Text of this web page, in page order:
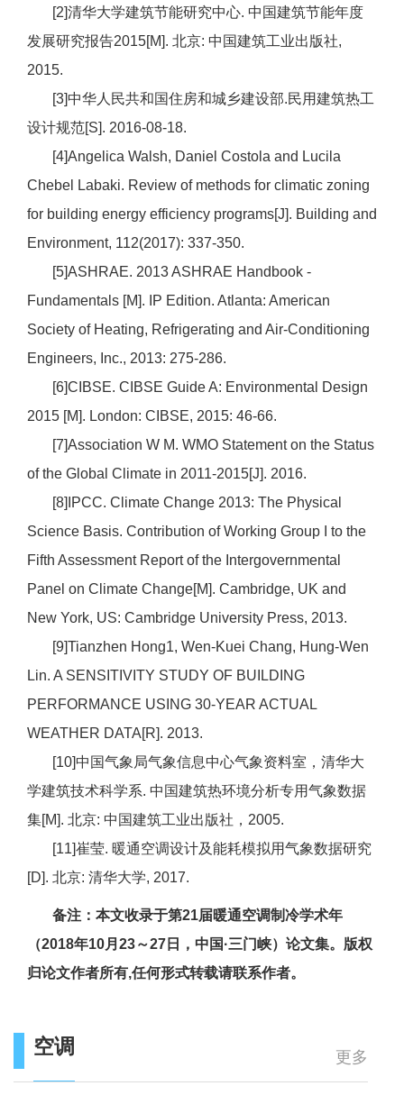
[2]清华大学建筑节能研究中心. 中国建筑节能年度
发展研究报告2015[M]. 北京: 中国建筑工业出版社,
2015.
[3]中华人民共和国住房和城乡建设部.民用建筑热工
设计规范[S]. 2016-08-18.
[4]Angelica Walsh, Daniel Costola and Lucila
Chebel Labaki. Review of methods for climatic zoning
for building energy efficiency programs[J]. Building and
Environment, 112(2017): 337-350.
[5]ASHRAE. 2013 ASHRAE Handbook -
Fundamentals [M]. IP Edition. Atlanta: American
Society of Heating, Refrigerating and Air-Conditioning
Engineers, Inc., 2013: 275-286.
[6]CIBSE. CIBSE Guide A: Environmental Design
2015 [M]. London: CIBSE, 2015: 46-66.
[7]Association W M. WMO Statement on the Status
of the Global Climate in 2011-2015[J]. 2016.
[8]IPCC. Climate Change 2013: The Physical
Science Basis. Contribution of Working Group I to the
Fifth Assessment Report of the Intergovernmental
Panel on Climate Change[M]. Cambridge, UK and
New York, US: Cambridge University Press, 2013.
[9]Tianzhen Hong1, Wen-Kuei Chang, Hung-Wen
Lin. A SENSITIVITY STUDY OF BUILDING
PERFORMANCE USING 30-YEAR ACTUAL
WEATHER DATA[R]. 2013.
[10]中国气象局气象信息中心气象资料室，清华大
学建筑技术科学系. 中国建筑热环境分析专用气象数据
集[M]. 北京: 中国建筑工业出版社，2005.
[11]崔莹. 暖通空调设计及能耗模拟用气象数据研究
[D]. 北京: 清华大学, 2017.
备注：本文收录于第21届暖通空调制冷学术年
（2018年10月23～27日，中国·三门峡）论文集。版权
归论文作者所有,任何形式转载请联系作者。
空调 更多